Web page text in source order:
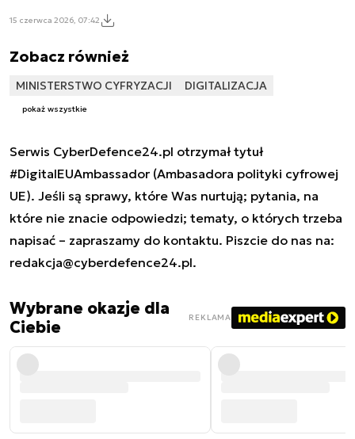
15 czerwca 2026, 07:42
Zobacz również
MINISTERSTWO CYFRYZACJI DIGITALIZACJA
pokaż wszystkie
Serwis CyberDefence24.pl otrzymał tytuł
#DigitalEUAmbassador (Ambasadora polityki cyfrowej
UE). Jeśli są sprawy, które Was nurtują; pytania, na
które nie znacie odpowiedzi; tematy, o których trzeba
napisać – zapraszamy do kontaktu. Piszcie do nas na:
redakcja@cyberdefence24.pl.
Wybrane okazje dla
Ciebie
REKLAMA